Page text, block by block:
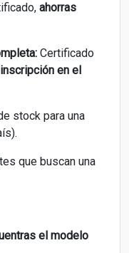
ahorras
Certificado
en el
stock para una
que buscan una
el modelo